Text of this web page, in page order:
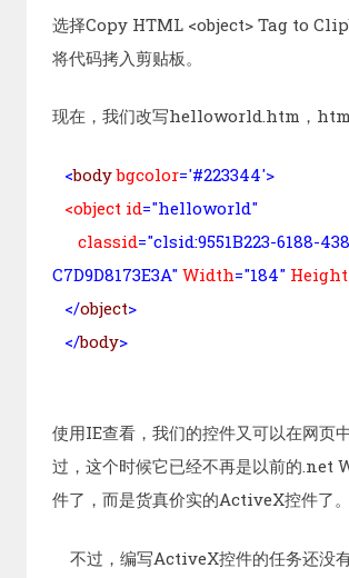
选择Copy HTML <object> Tag to
将代码拷入剪贴板。
现在，我们改写helloworld.htm，
<bodybgcolor='#223344'>
<object id="helloworld"
classid="clsid:9551B223-6188-
C7D9D8173E3A"Width="184"Height
</object>
</body>
使用IE查看，我们的控件又可以在网页
过，这个时候它已经不再是以前的.net
件了，而是货真价实的ActiveX控件了。
不过，编写ActiveX控件的任务还没